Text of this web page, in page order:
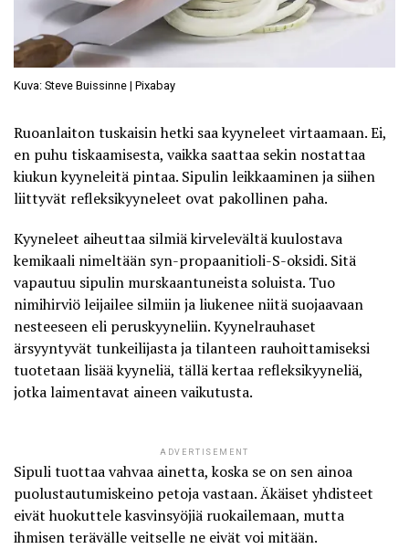
Kuva: Steve Buissinne | Pixabay
Ruoanlaiton tuskaisin hetki saa kyyneleet virtaamaan. Ei,
en puhu tiskaamisesta, vaikka saattaa sekin nostattaa
kiukun kyyneleitä pintaa. Sipulin leikkaaminen ja siihen
liittyvät refleksikyyneleet ovat pakollinen paha.
Kyyneleet aiheuttaa silmiä kirvelevältä kuulostava
kemikaali nimeltään syn-propaanitioli-S-oksidi. Sitä
vapautuu sipulin murskaantuneista soluista. Tuo
nimihirviö leijailee silmiin ja liukenee niitä suojaavaan
nesteeseen eli peruskyyneliin. Kyynelrauhaset
ärsyyntyvät tunkeilijasta ja tilanteen rauhoittamiseksi
tuotetaan lisää kyyneliä, tällä kertaa refleksikyyneliä,
jotka laimentavat aineen vaikutusta.
ADVERTISEMENT
Sipuli tuottaa vahvaa ainetta, koska se on sen ainoa
puolustautumiskeino petoja vastaan. Äkäiset yhdisteet
eivät huokuttele kasvinsyöjiä ruokailemaan, mutta
ihmisen terävälle veitselle ne eivät voi mitään.